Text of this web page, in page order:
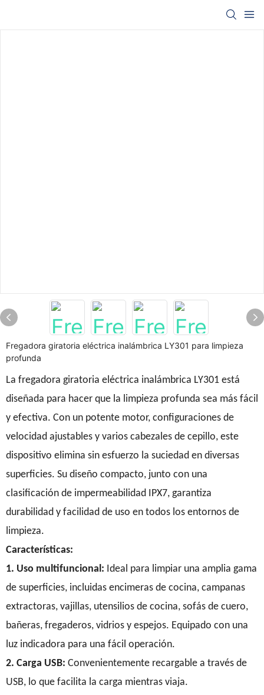
Fregadora giratoria eléctrica inalámbrica LY301 para limpieza
profunda
La fregadora giratoria eléctrica inalámbrica LY301 está
diseñada para hacer que la limpieza profunda sea más fácil
y efectiva. Con un potente motor, configuraciones de
velocidad ajustables y varios cabezales de cepillo, este
dispositivo elimina sin esfuerzo la suciedad en diversas
superficies. Su diseño compacto, junto con una
clasificación de impermeabilidad IPX7, garantiza
durabilidad y facilidad de uso en todos los entornos de
limpieza.
Características:
1. Uso multifuncional: Ideal para limpiar una amplia gama
de superficies, incluidas encimeras de cocina, campanas
extractoras, vajillas, utensilios de cocina, sofás de cuero,
bañeras, fregaderos, vidrios y espejos. Equipado con una
luz indicadora para una fácil operación.
2. Carga USB: Convenientemente recargable a través de
USB, lo que facilita la carga mientras viaja.